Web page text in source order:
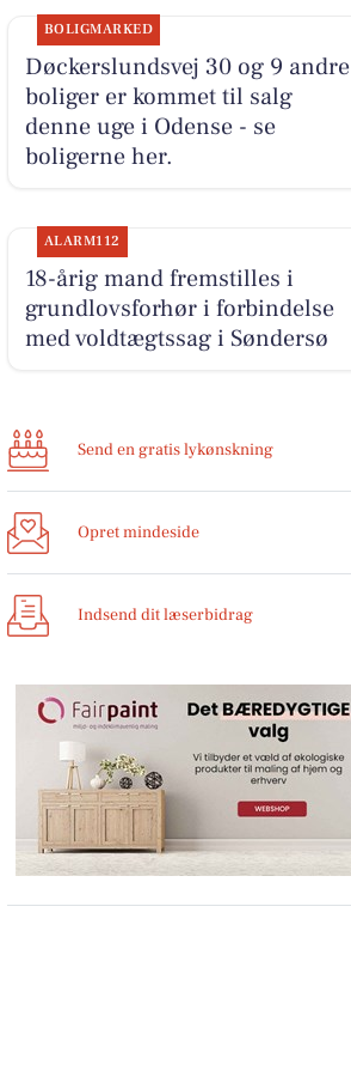
BOLIGMARKED
Døckerslundsvej 30 og 9 andre
boliger er kommet til salg
denne uge i Odense - se
boligerne her.
ALARM112
18-årig mand fremstilles i
grundlovsforhør i forbindelse
med voldtægtssag i Søndersø
Send en gratis lykønskning
Opret mindeside
Indsend dit læserbidrag